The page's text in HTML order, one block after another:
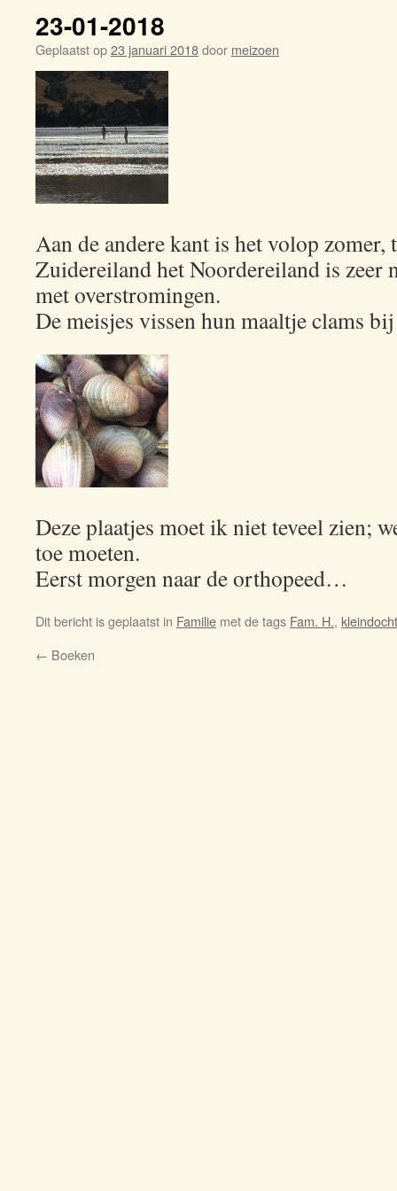
23-01-2018
Geplaatst op23 januari 2018door meizoen
Aan de andere kant is het volop zomer,
Zuidereiland het Noordereiland is zeer
met overstromingen.
De meisjes vissen hun maaltje clams
Deze plaatjes moet ik niet teveel zien;
toe moeten.
Eerst morgen naar de orthopeed…
Dit bericht is geplaatst in Familie met de tags Fam. H.,
← Boeken